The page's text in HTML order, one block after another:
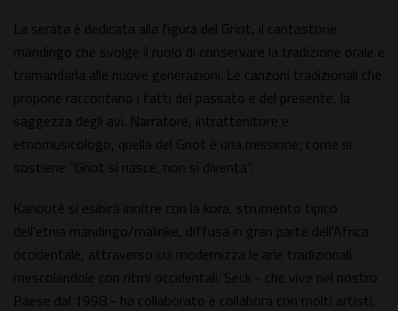
La serata è dedicata alla figura del Griot, il cantastorie
mandingo che svolge il ruolo di conservare la tradizione orale e
tramandarla alle nuove generazioni. Le canzoni tradizionali che
propone raccontano i fatti del passato e del presente, la
saggezza degli avi. Narratore, intrattenitore e
etnomusicologo, quella del Griot è una missione; come si
sostiene "Griot si nasce, non si diventa".
Kanouté si esibirà inoltre con la kora, strumento tipico
dell'etnia mandingo/malinke, diffusa in gran parte dell'Africa
occidentale, attraverso cui modernizza le arie tradizionali
mescolandole con ritmi occidentali. Seck - che vive nel nostro
Paese dal 1998 - ha collaborato e collabora con molti artisti,